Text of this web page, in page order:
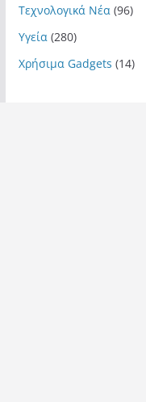
Τεχνολογικά Νέα(96)
Υγεία(280)
Χρήσιμα Gadgets (14)